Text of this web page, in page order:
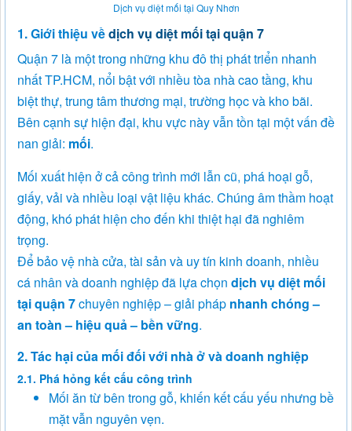
Dịch vụ diệt mối tại Quy Nhơn
1. Giới thiệu vềdịch vụ diệt mối tại quận 7
Quận 7 là một trong những khu đô thị phát triển nhanh
nhất TP.HCM, nổi bật với nhiều tòa nhà cao tầng, khu
biệt thự, trung tâm thương mại, trường học và kho bãi.
Bên cạnh sự hiện đại, khu vực này vẫn tồn tại một vấn đề
nan giải: mối.
Mối xuất hiện ở cả công trình mới lẫn cũ, phá hoại gỗ,
giấy, vải và nhiều loại vật liệu khác. Chúng âm thầm hoạt
động, khó phát hiện cho đến khi thiệt hại đã nghiêm
trọng.
Để bảo vệ nhà cửa, tài sản và uy tín kinh doanh, nhiều
cá nhân và doanh nghiệp đã lựa chọn dịch vụ diệt mối
tại quận 7chuyên nghiệp – giải pháp nhanh chóng –
an toàn – hiệu quả – bền vững.
2. Tác hại của mối đối với nhà ở và doanh nghiệp
2.1. Phá hỏng kết cấu công trình
Mối ăn từ bên trong gỗ, khiến kết cấu yếu nhưng bề
mặt vẫn nguyên vẹn.